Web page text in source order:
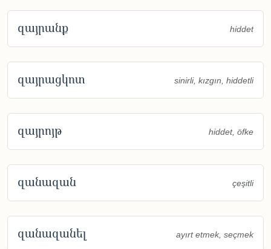
զայրանք hiddet
զայրացկոտ sinirli, kızgın, hiddetli
զայրոյթ hiddet, öfke
զանազան çeşitli
զանազանել ayırt etmek, seçmek